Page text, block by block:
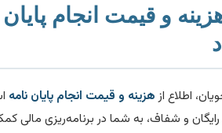
و قیمت انجام
اطلاع از هزینه و قیمت انجام پایان نامه
و شفاف، به شما در برنامه‌ریزی مالی